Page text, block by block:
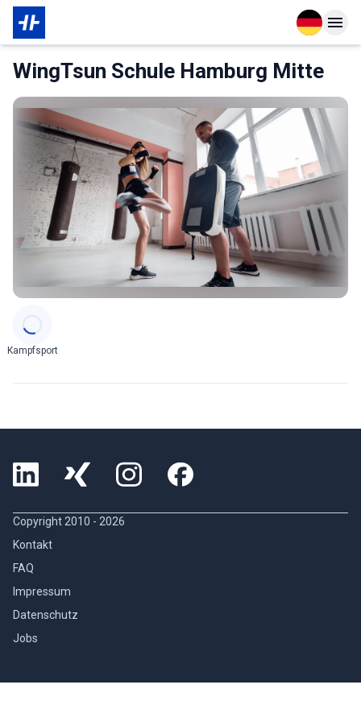
OpenOpen
Das Wichtigste zur Mitgliedschaft
WingTsun Schule Hamburg Mitte
Kampfsport
Copyright 2010 - 2026
Kontakt
FAQ
Impressum
Datenschutz
Jobs